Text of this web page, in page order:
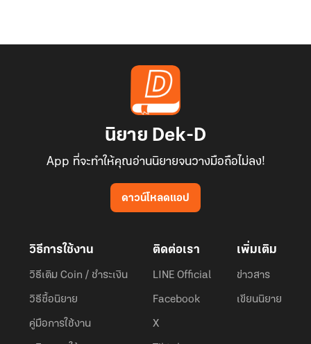
นิยาย Dek-D
App ที่จะทำให้คุณอ่านนิยายจนวางมือถือไม่ลง!
ดาวน์โหลดแอป
วิธีการใช้งาน
วิธีเติม Coin / ชำระเงิน
วิธีซื้อนิยาย
คู่มือการใช้งาน
ติดต่อเรา
LINE Official
Facebook
X
เพิ่มเติม
ข่าวสาร
เขียนนิยาย